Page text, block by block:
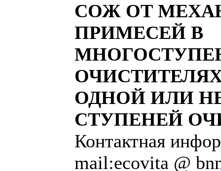
СОЖ ОТ
ПРИМЕСЕЙ В
ОДНОЙ ИЛИ
СТУПЕНЕЙ
Контактная
mail:ecovita @